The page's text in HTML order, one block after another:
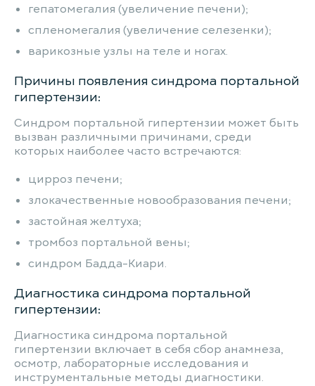
гепатомегалия (увеличение печени);
спленомегалия (увеличение селезенки);
варикозные узлы на теле и ногах.
Причины появления синдрома портальной
гипертензии:
Синдром портальной гипертензии может быть
вызван различными причинами, среди
которых наиболее часто встречаются:
цирроз печени;
злокачественные новообразования печени;
застойная желтуха;
тромбоз портальной вены;
синдром Бадда-Киари.
Диагностика синдрома портальной
гипертензии:
Диагностика синдрома портальной
гипертензии включает в себя сбор анамнеза,
осмотр, лабораторные исследования и
инструментальные методы диагностики.